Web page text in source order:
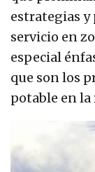
estrategias y
servicio en
especial
que son los
potable en la